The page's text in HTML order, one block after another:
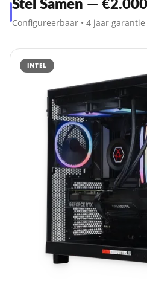
Stel Samen —
Configureerbaar • 4 jaar
INTEL